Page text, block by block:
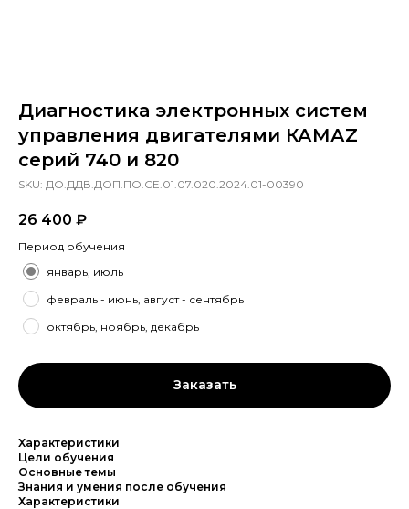
Диагностика электронных систем
управления двигателями КАМАZ
серий 740 и 820
SKU: ДО.ДДВ.ДОП.ПО.СЕ.01.07.020.2024.01-00390
26 400 ₽
Период обучения
январь, июль
февраль - июнь, август - сентябрь
октябрь, ноябрь, декабрь
Заказать
Характеристики
Цели обучения
Основные темы
Знания и умения после обучения
Характеристики